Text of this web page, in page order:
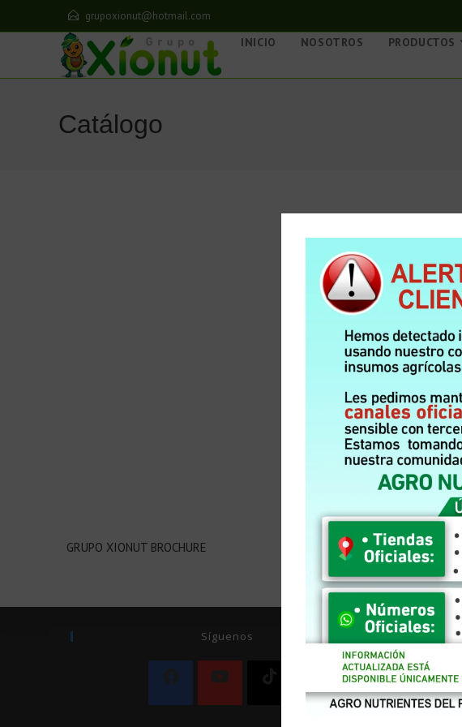
grupoxionut@hotmail.com
INICIO NOSOTROS PRODUCTOS
Catálogo
GRUPO XIONUT BROCHURE
Síguenos